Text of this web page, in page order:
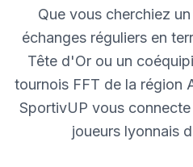
Que vous cherchiez
échanges réguliers en
Tête d'Or ou un
tournois FFT de la région
SportivUP vous
joueurs lyonnais